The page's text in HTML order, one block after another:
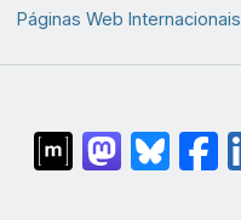
Páginas Web Internacionais